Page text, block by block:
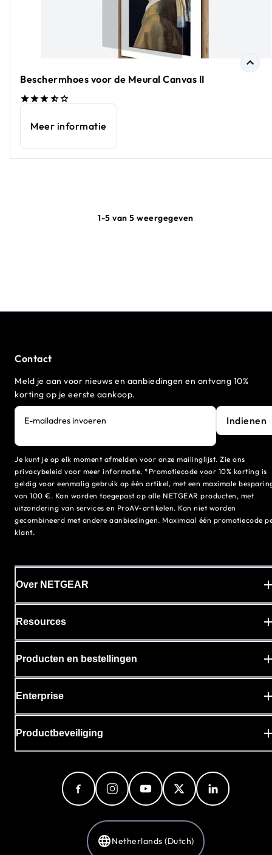
Beschermhoes voor de Meural Canvas II
Meer informatie
1-5 van 5 weergegeven
Contact
Meld je aan voor nieuws en aanbiedingen en ontvang 10%
korting op je eerste aankoop.
E-mailadres invoeren Indienen
Je kunt je op elk moment afmelden voor onze mailinglijst. Zie ons
privacybeleid voor meer informatie. *Promotiecode voor 10% korting is
geldig voor eenmalig gebruik op één artikel, met een maximale
van 100 €. Kan worden toegepast op alle NETGEAR producten, met
uitzondering van services en ProAV-artikelen. Kan niet worden
gecombineerd met andere aanbiedingen. Maximaal één promotiecode
klant.
Over NETGEAR
Resources
Producten en bestellingen
Enterprise
Productbeveiliging
Netherlands (Dutch)